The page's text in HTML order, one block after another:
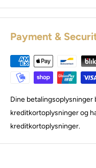
Payment &
Dine betalingsoplysninger
kreditkortoplysninger og
kreditkortoplysninger.